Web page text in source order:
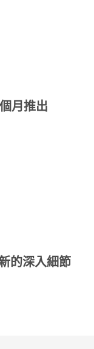
月推出
的深入細節